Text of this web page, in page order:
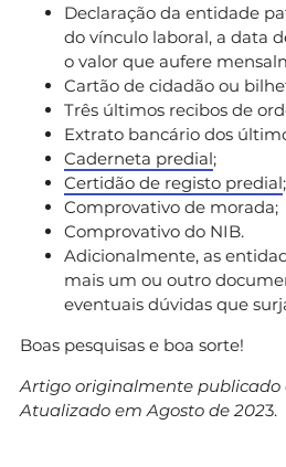
Declaração da entidade
do vínculo laboral, a data
o valor que aufere
Cartão de cidadão ou
Três últimos recibos de
Extrato bancário dos
Caderneta predial;
Certidão de registo predial;
Comprovativo de morada;
Comprovativo do NIB.
Adicionalmente, as
mais um ou outro
eventuais dúvidas que
Boas pesquisas e boa sorte!
Artigo originalmente publicado
Atualizado em Agosto de 2023.